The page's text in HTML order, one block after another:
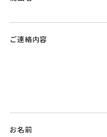
ご連絡内容
お名前